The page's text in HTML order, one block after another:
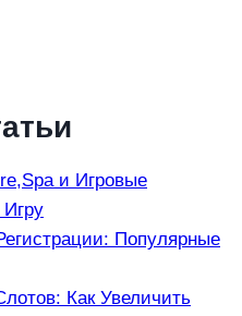
и Игровые
Популярные
Как Увеличить